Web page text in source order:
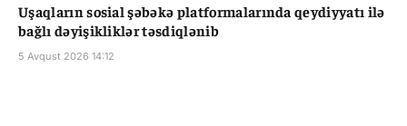
Uşaqların sosial şəbəkə platformalarında qeydiyyatı ilə
bağlı dəyişikliklər təsdiqlənib
5 Avqust 2026 14:12